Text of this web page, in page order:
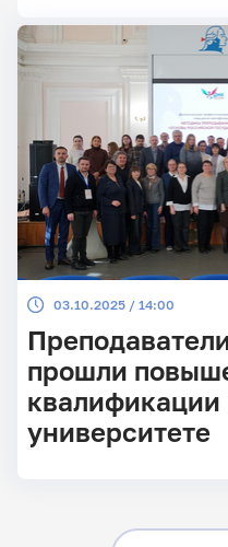
03.10.2025 / 14:00
прошли
квалификации
университете